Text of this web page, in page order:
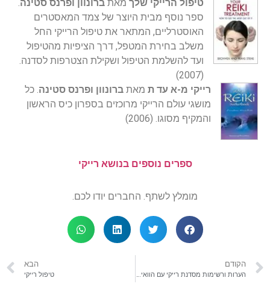
טיפול הרייקי שלך מאת ברונוון ופרנס סטינה.
ספר נוסף מבית היוצר של צמד המאסטרים
האוסטרליים, המתאר את טיפול הרייקי החל
משלב בחירת המטפל, דרך הציפיות מהטיפול
ועד להשלמת הטיפול ושקילת הצטרפות לסדנה.
(2007)
רייקי מ-א עד ת מאת ברונוון ופרנס סטינה. כל
מושגי עולם הרייקי מרוכזים בספרון כיס הראשון
והמקיף מסוגו. (2006)
ספרים נוספים בנושא רייקי
מומלץ לשתף. החברים יודו לכם.
הקודם הבא
טיפול רייקי